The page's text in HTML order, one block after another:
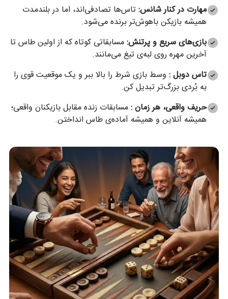
مهارت در کنار شانس:تاس‌ها تصادفی‌اند، اما در بلندمدت
همیشه بازیکن باهوش‌تر برنده می‌شود.
بازی‌های سریع و پرتنش:مسابقاتی کوتاه که از اولین طاس تا
آخرین مهره روی لبه‌ی تیغ می‌مانند.
تاس دوبل : وسط بازی شرط را بالا ببر و یک موقعیت قوی را
به بُردی بزرگ‌تر تبدیل کن.
حریف واقعی، هر زمان :مسابقات زنده مقابل بازیکنان واقعی؛
همیشه آنلاین و همیشه آماده‌ی طاس انداختن.